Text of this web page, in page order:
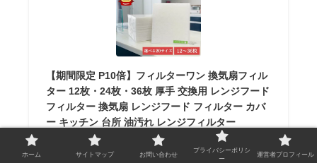
【期間限定 P10倍】フィルターワン 換気扇フィル
ター 12枚・24枚・36枚 厚手 交換用 レンジフード
フィルター 換気扇 レンジフード フィルター カバ
ー キッチン 台所 油汚れ レンジフィルター
フィルターワン
（2024/01/28 21:18時点 | 楽天市場調べ）
ホーム サイトマップ お問い合わせ
プライバシーポリシ
ー
運営者プロフィール